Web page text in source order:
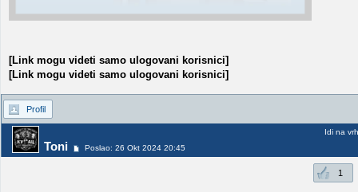
[Link mogu videti samo ulogovani korisnici]
[Link mogu videti samo ulogovani korisnici]
Profil
Toni Poslao: 26 Okt 2024 20:45
Idi na vrh
1